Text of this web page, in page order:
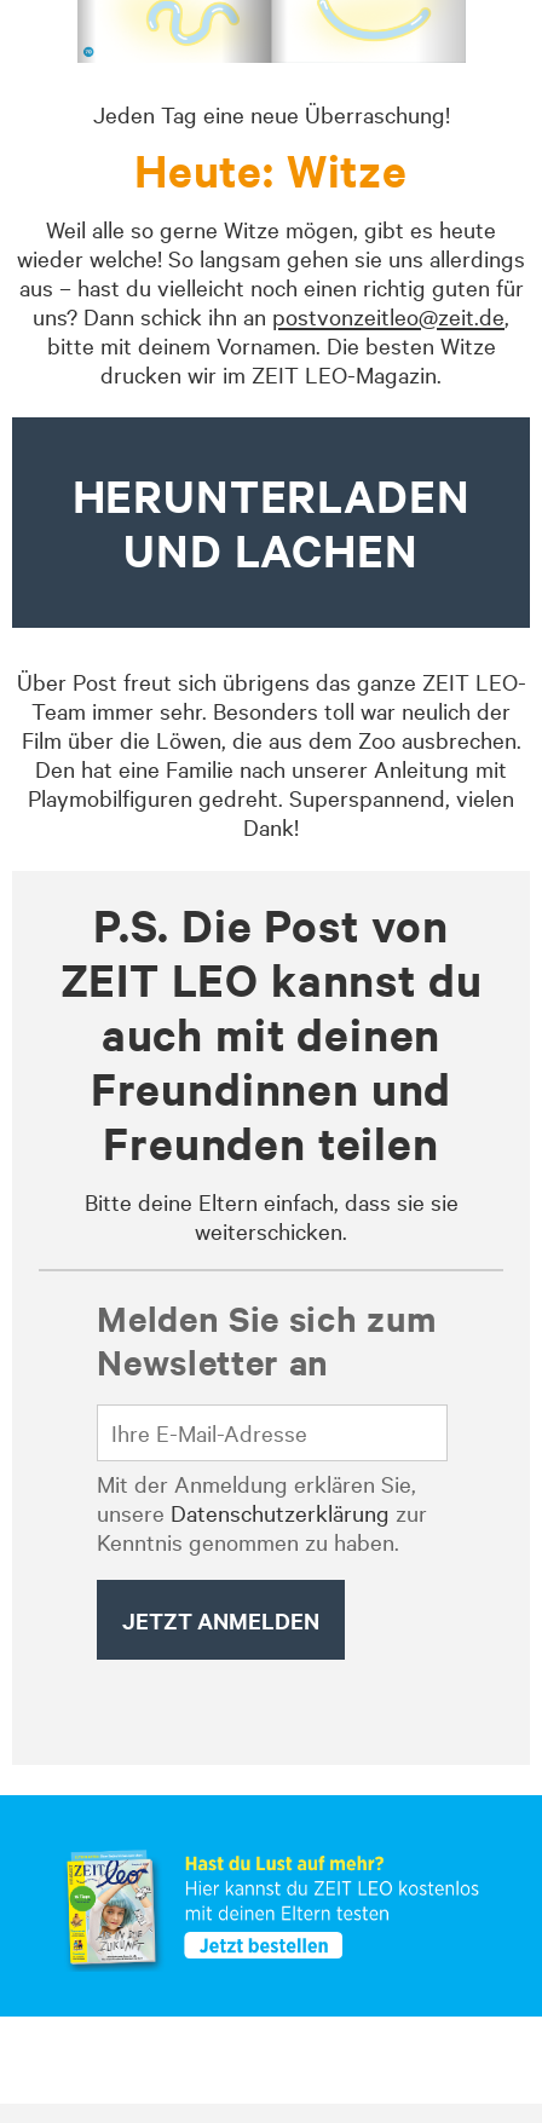
Jeden Tag eine neue Überraschung!
Heute: Witze
Weil alle so gerne Witze mögen, gibt es heute
wieder welche! So langsam gehen sie uns allerdings
aus – hast du vielleicht noch einen richtig guten für
uns? Dann schick ihn an postvonzeitleo@zeit.de,
bitte mit deinem Vornamen. Die besten Witze
drucken wir im ZEIT LEO-Magazin.
HERUNTERLADEN
UND LACHEN
Über Post freut sich übrigens das ganze ZEIT LEO-
Team immer sehr. Besonders toll war neulich der
Film über die Löwen, die aus dem Zoo ausbrechen.
Den hat eine Familie nach unserer Anleitung mit
Playmobilfiguren gedreht. Superspannend, vielen
Dank!
P.S. Die Post von
ZEIT LEO kannst du
auch mit deinen
Freundinnen und
Freunden teilen
Bitte deine Eltern einfach, dass sie sie
weiterschicken.
Melden Sie sich zum
Newsletter an
Mit der Anmeldung erklären Sie,
unsere Datenschutzerklärung zur
Kenntnis genommen zu haben.